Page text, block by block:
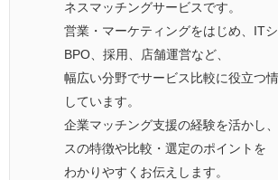
ネスマッチングサービスです。
営業・マーケティングをはじめ、ITシ
BPO、採用、店舗運営など、
幅広い分野でサービス比較に役立つ
しています。
企業マッチング支援の経験を活かし
スの特徴や比較・選定のポイントを
わかりやすくお伝えします。